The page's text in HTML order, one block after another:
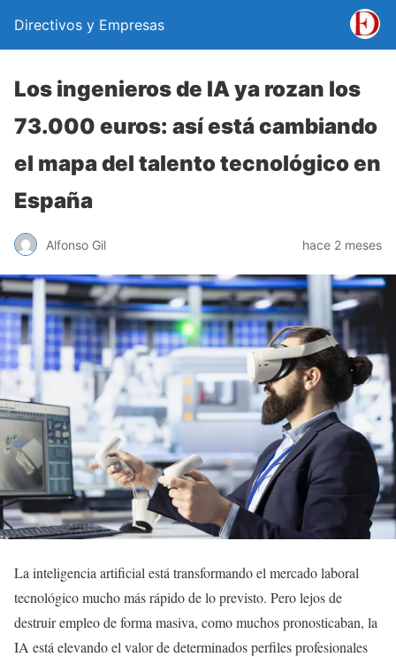
Directivos y Empresas
Los ingenieros de IA ya rozan los
73.000 euros: así está cambiando
el mapa del talento tecnológico en
España
Alfonso Gil hace 2 meses
La inteligencia artificial está transformando el mercado laboral
tecnológico mucho más rápido de lo previsto. Pero lejos de
destruir empleo de forma masiva, como muchos pronosticaban, la
IA está elevando el valor de determinados perfiles profesionales